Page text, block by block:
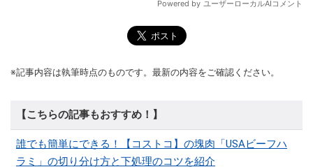
※記事内容は執筆時点のものです。最新の内容をご確認ください。
【こちらの記事もおすすめ！】
誰でも簡単にできる！【コストコ】の塊肉「USAビーフハ
ラミ」の切り分け方と下処理のコツを紹介